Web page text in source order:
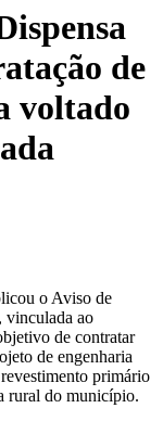
de
voltado
o Aviso de
vinculada ao
de contratar
de engenharia
primário
rural do município.